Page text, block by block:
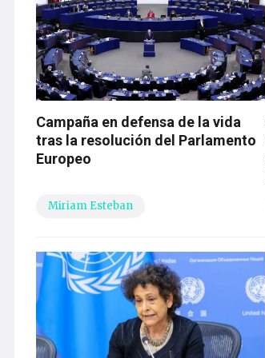
Campaña en defensa de la vida
tras la resolución del Parlamento
Europeo
Miriam Esteban